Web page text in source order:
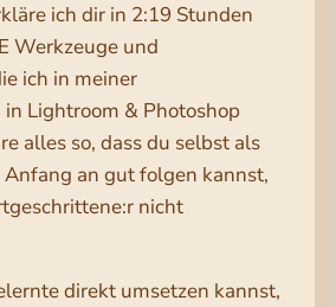
ich dir in 2:19 Stunden
Werkzeuge und
ich in meiner
Lightroom & Photoshop
alles so, dass du selbst als
an gut folgen kannst,
nicht
direkt umsetzen kannst,